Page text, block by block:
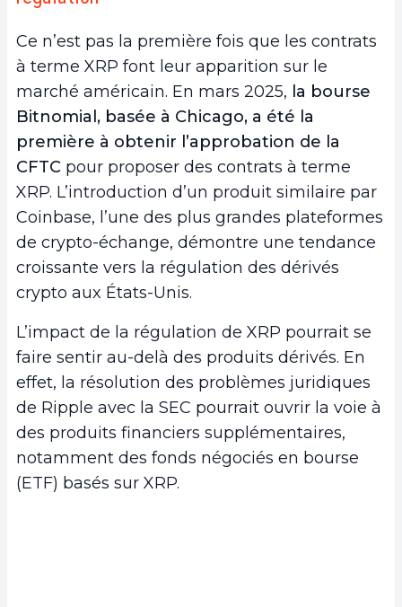
Ce n’est pas la première fois que les contrats
à terme XRP font leur apparition sur le
marché américain. En mars 2025, la bourse
Bitnomial, basée à Chicago, a été la
première à obtenir l’approbation de la
CFTC pour proposer des contrats à terme
XRP. L’introduction d’un produit similaire par
Coinbase, l’une des plus grandes plateformes
de crypto-échange, démontre une tendance
croissante vers la régulation des dérivés
crypto aux États-Unis.
L’impact de la régulation de XRP pourrait se
faire sentir au-delà des produits dérivés. En
effet, la résolution des problèmes juridiques
de Ripple avec la SEC pourrait ouvrir la voie à
des produits financiers supplémentaires,
notamment des fonds négociés en bourse
(ETF) basés sur XRP.